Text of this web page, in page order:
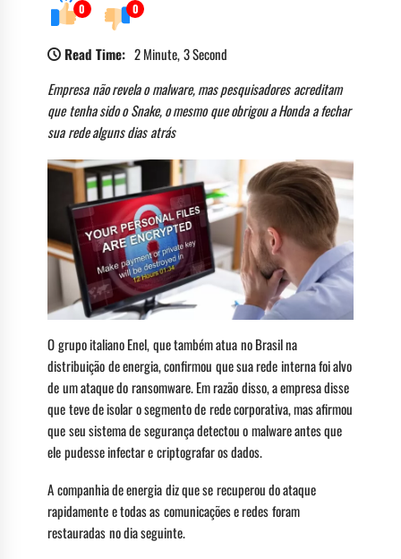
0 0
Read Time: 2 Minute, 3 Second
Empresa não revela o malware, mas pesquisadores acreditam
que tenha sido o Snake, o mesmo que obrigou a Honda a fechar
sua rede alguns dias atrás
O grupo italiano Enel, que também atua no Brasil na
distribuição de energia, confirmou que sua rede interna foi alvo
de um ataque do ransomware. Em razão disso, a empresa disse
que teve de isolar o segmento de rede corporativa, mas afirmou
que seu sistema de segurança detectou o malware antes que
ele pudesse infectar e criptografar os dados.
A companhia de energia diz que se recuperou do ataque
rapidamente e todas as comunicações e redes foram
restauradas no dia seguinte.